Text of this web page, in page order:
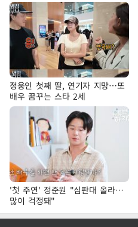
정웅인 첫째 딸, 연기자 지망…또
배우 꿈꾸는 스타 2세
'첫 주연' 정준원 "심판대 올라…
많이 걱정돼"